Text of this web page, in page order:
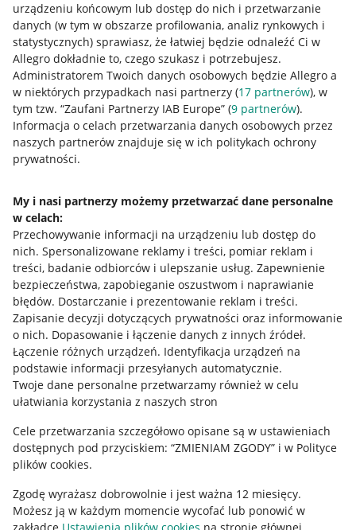
urządzeniu końcowym lub dostęp do nich i przetwarzanie
danych (w tym w obszarze profilowania, analiz rynkowych i
statystycznych) sprawiasz, że łatwiej będzie odnaleźć Ci w
Allegro dokładnie to, czego szukasz i potrzebujesz.
Administratorem Twoich danych osobowych będzie Allegro a
w niektórych przypadkach nasi partnerzy (17 partnerów), w
tym tzw. “Zaufani Partnerzy IAB Europe” (9 partnerów).
Informacja o celach przetwarzania danych osobowych przez
naszych partnerów znajduje się w ich politykach ochrony
prywatności.
My i nasi partnerzy możemy przetwarzać dane personalne
w celach:
Przechowywanie informacji na urządzeniu lub dostęp do
nich. Spersonalizowane reklamy i treści, pomiar reklam i
treści, badanie odbiorców i ulepszanie usług. Zapewnienie
bezpieczeństwa, zapobieganie oszustwom i naprawianie
błędów. Dostarczanie i prezentowanie reklam i treści.
Zapisanie decyzji dotyczących prywatności oraz informowanie
o nich. Dopasowanie i łączenie danych z innych źródeł.
Łączenie różnych urządzeń. Identyfikacja urządzeń na
podstawie informacji przesyłanych automatycznie.
Twoje dane personalne przetwarzamy również w celu
ułatwiania korzystania z naszych stron
Cele przetwarzania szczegółowo opisane są w ustawieniach
dostępnych pod przyciskiem: “ZMIENIAM ZGODY” i w Polityce
plików cookies.
Zgodę wyrażasz dobrowolnie i jest ważna 12 miesięcy.
Możesz ją w każdym momencie wycofać lub ponowić w
Przydatne informacje
Jak to działa
Allegro Gadane dla sprzedających
Allegro Gadane dla kupujących
Mapa miejscowości
Informacje prawne
Regulamin
Polityka plików "cookies"
Ustawienia plików "cookies"
Udostępnianie lokalizacji
Informacje dla Aktu o Usługach Cyfrowych
Pobierz aplikację